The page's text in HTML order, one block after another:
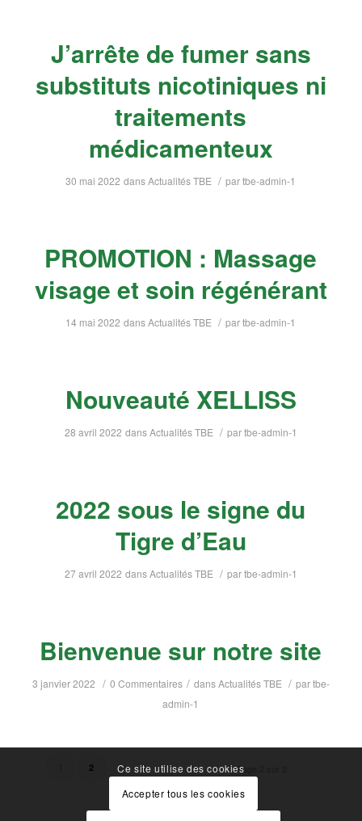
J’arrête de fumer sans
substituts nicotiniques ni
traitements
médicamenteux
30 mai 2022 dansActualités TBE / partbe-admin-1
PROMOTION : Massage
visage et soin régénérant
14 mai 2022 dansActualités TBE / partbe-admin-1
Nouveauté XELLISS
28 avril 2022 dansActualités TBE / partbe-admin-1
2022 sous le signe du
Tigre d’Eau
27 avril 2022 dansActualités TBE / partbe-admin-1
Bienvenue sur notre site
3 janvier 2022 / 0 Commentaires / dansActualités TBE / partbe-
admin-1
Page 2 sur 2
2
Ce site utilise des cookies
Accepter tous les cookies